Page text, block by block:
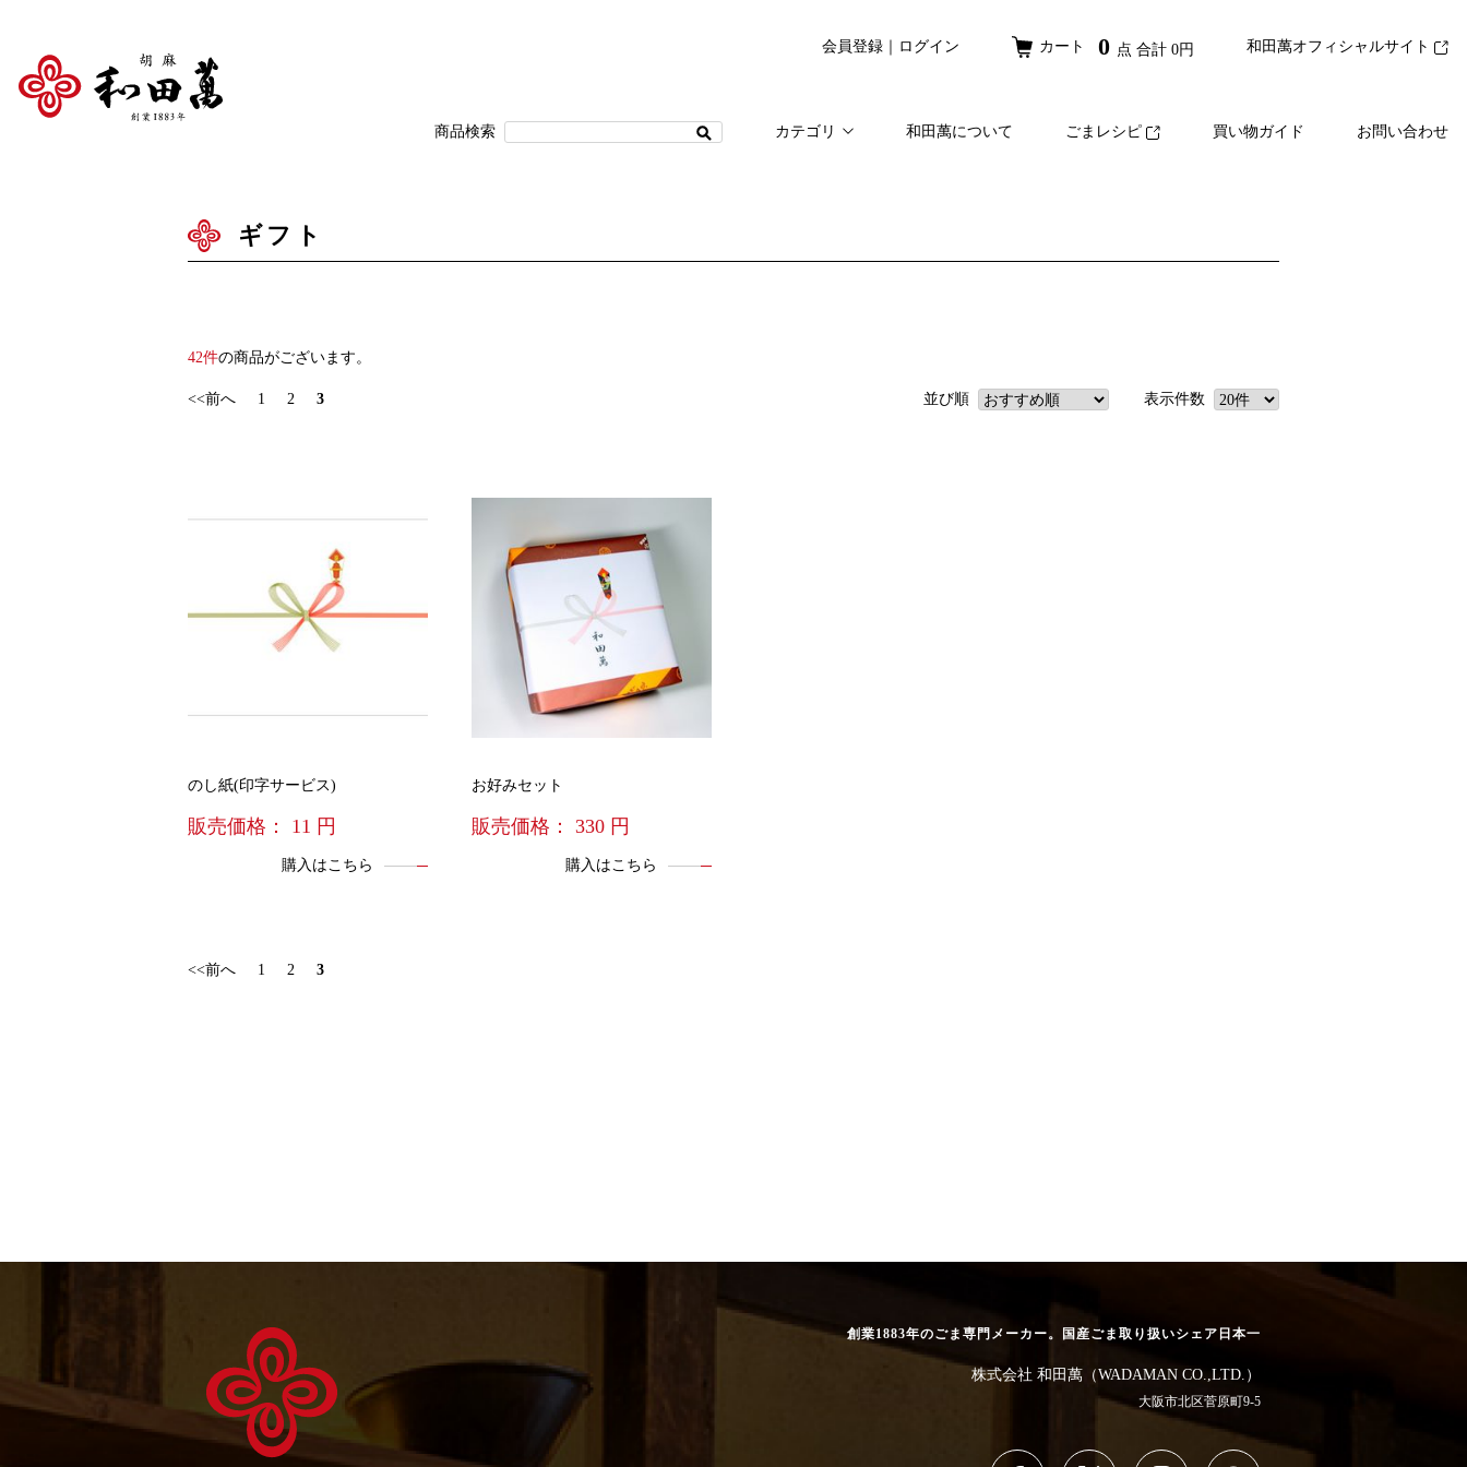
会員登録｜ ログイン カート 0 点 合計 0円 和田萬オフィシャルサイト
カテゴリ 和田萬について ごまレシピ 買い物ガイド お問い合わせ
ギフト
42件の商品がございます。
<<前へ 1 2 3 並び順 表示件数
のし紙(印字サービス)
販売価格： 11 円
購入はこちら
お好みセット
販売価格： 330 円
購入はこちら
<<前へ 1 2 3
創業1883年のごま専門メーカー。 国産ごま取り扱いシェア日本一
株式会社 和田萬（WADAMAN CO.,LTD.）
大阪市北区菅原町9-5